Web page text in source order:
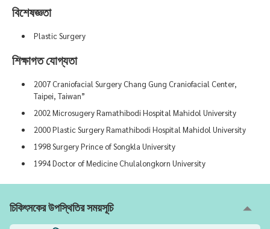
বিশেষজ্ঞতা
Plastic Surgery
শিক্ষাগত যোগ্যতা
2007 Craniofacial Surgery Chang Gung Craniofacial Center,
Taipei, Taiwan”
2002 Microsugery Ramathibodi Hospital Mahidol University
2000 Plastic Surgery Ramathibodi Hospital Mahidol University
1998 Surgery Prince of Songkla University
1994 Doctor of Medicine Chulalongkorn University
চিকিৎসকের উপস্থিতির সময়সূচি